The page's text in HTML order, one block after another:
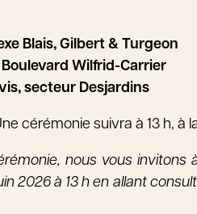
Blais, Gilbert & Turgeon
Boulevard Wilfrid-Carrier
secteur Desjardins
cérémonie suivra à 13 h, à
nous vous invitons
2026 à 13 h en allant